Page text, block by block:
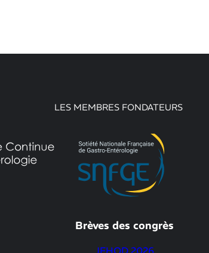
LES MEMBRES FONDATEURS
Brèves des congrès